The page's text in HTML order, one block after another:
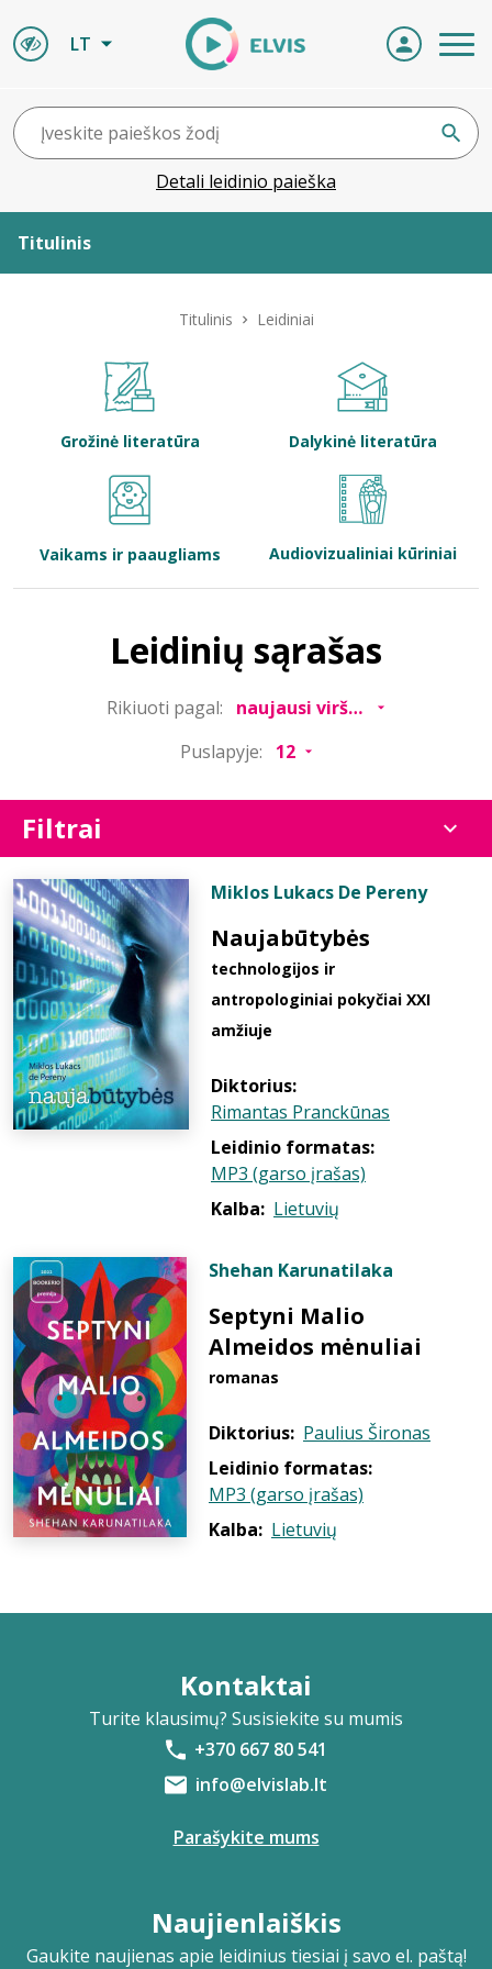
LT
Detali leidinio paieška
Titulinis
Bibliotekoms
Titulinis Leidiniai
Grožinė literatūra Dalykinė literatūra
Vaikams ir paaugliams Audiovizualiniai kūriniai
Leidinių sąrašas
Rikiuoti pagal:
Puslapyje:
Filtrai
Miklos Lukacs De Pereny
Naujabūtybės
technologijos ir
antropologiniai pokyčiai XXI
amžiuje
Diktorius:
Rimantas Pranckūnas
Leidinio formatas:
MP3 (garso įrašas)
Kalba: Lietuvių
Shehan Karunatilaka
Septyni Malio
Almeidos mėnuliai
romanas
Diktorius: Paulius Šironas
Leidinio formatas:
MP3 (garso įrašas)
Kalba: Lietuvių
Kontaktai
Turite klausimų? Susisiekite su mumis
+370 667 80 541
info@elvislab.lt
Parašykite mums
Naujienlaiškis
Gaukite naujienas apie leidinius tiesiai į savo el. paštą!